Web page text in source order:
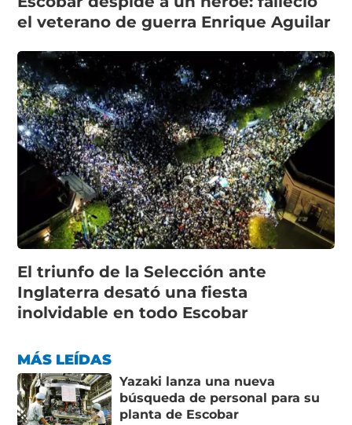
el veterano de guerra Enrique Aguilar
El triunfo de la Selección ante
Inglaterra desató una fiesta
inolvidable en todo Escobar
MÁS LEÍDAS
Yazaki lanza una nueva
búsqueda de personal para su
planta de Escobar